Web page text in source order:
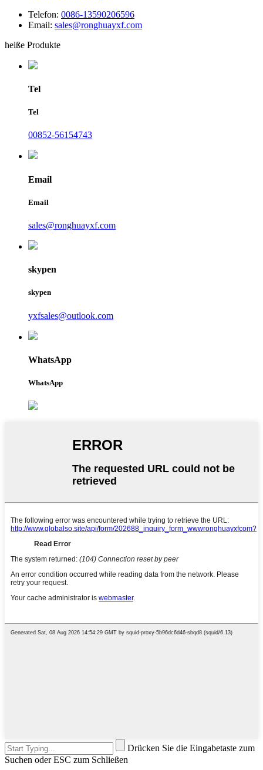
Telefon: 0086-13590206596
Email: sales@ronghuayxf.com
heiße Produkte
Tel
Tel
00852-56154743
Email
Email
sales@ronghuayxf.com
skypen
skypen
yxfsales@outlook.com
WhatsApp
WhatsApp
Drücken Sie die Eingabetaste zum
Suchen oder ESC zum Schließen